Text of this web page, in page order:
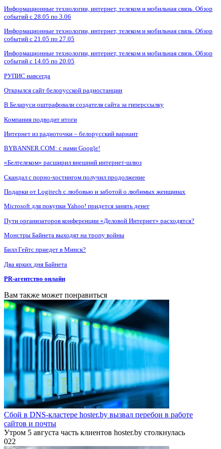
Информационные технологии, интернет, телеком и мобильная связь. Обзор
событий с 28.05 по 3.06
Информационные технологии, интернет, телеком и мобильная связь. Обзор
событий с 21.05 по 27.05
Информационные технологии, интернет, телеком и мобильная связь. Обзор
событий с 14.05 по 20.05
РУПИС навсегда
Открылся сайт белорусской радиостанции
В Беларуси оштрафовали создателя сайта за гиперссылку
Компания подводит итоги
Интернет из радиоточки – белорусский вариант
BYBANNER.COM: c нами Google!
«Белтелеком» расширил внешний интернет-шлюз
Скандал с порно-хостингом получил продолжение
Подарки от Logitech с любовью и заботой о любимых женщинах
Microsoft для покупки Yahoo! придется занять денег
Пути организаторов конференции «Деловой Интернет» расходятся?
Монстры Байнета выходят на тропу войны
Билл Гейтс приедет в Минск?
Два ярких дня Байнета
PR-агентство онлайн
Вам также может понравиться
Сбой в DNS-кластере hoster.by вызвал перебои в работе
сайтов и почты
Утром 5 августа часть клиентов hoster.by столкнулась
022